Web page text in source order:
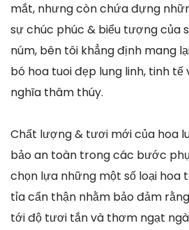
mắt, nhưng còn chứa đựng
sự chúc phúc & biểu tượng của
núm, bên tôi khẳng định mang
bó hoa tuoi đẹp lung linh, tinh tế
nghĩa thâm thúy.
Chất lượng & tươi mới của hoa
bảo an toàn trong các bước
chọn lựa những một số loại
tỉa cẩn thận nhằm bảo đảm
tới độ tươi tắn và thơm ngạt